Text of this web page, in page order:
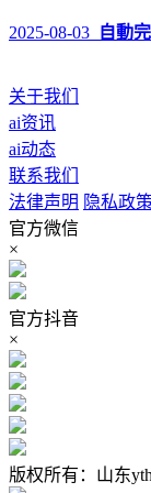
2025-08-03 自動
关于我们
ai资讯
ai动态
联系我们
法律声明 隐私政策
官方微信
×
官方抖音
×
版权所有：山东